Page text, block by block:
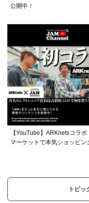
公開中！
【YouTube】ARKnetsコラ
マーケットで本気ショッピン
トピ